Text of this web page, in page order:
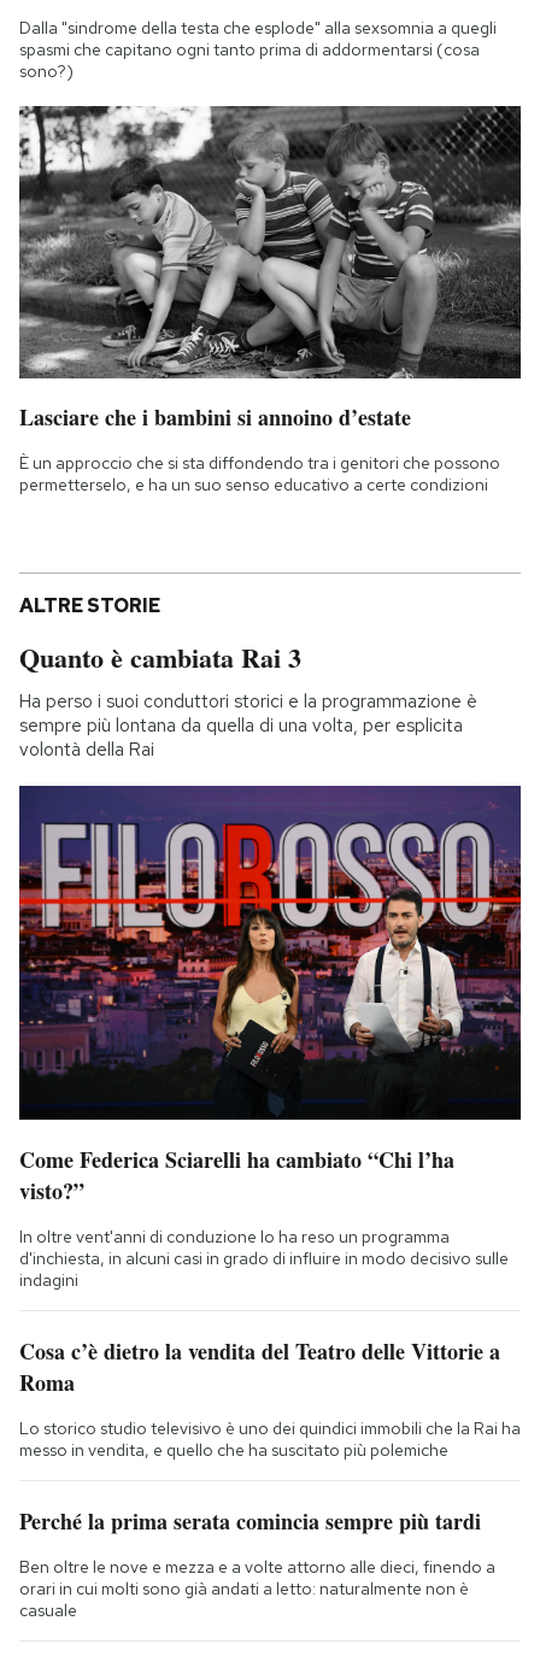
Dalla "sindrome della testa che esplode" alla sexsomnia a quegli
spasmi che capitano ogni tanto prima di addormentarsi (cosa
sono?)
Lasciare che i bambini si annoino d’estate
È un approccio che si sta diffondendo tra i genitori che possono
permetterselo, e ha un suo senso educativo a certe condizioni
ALTRE STORIE
Quanto è cambiata Rai 3
Ha perso i suoi conduttori storici e la programmazione è
sempre più lontana da quella di una volta, per esplicita
volontà della Rai
Come Federica Sciarelli ha cambiato “Chi l’ha
visto?”
In oltre vent'anni di conduzione lo ha reso un programma
d'inchiesta, in alcuni casi in grado di influire in modo decisivo sulle
indagini
Cosa c’è dietro la vendita del Teatro delle Vittorie a
Roma
Lo storico studio televisivo è uno dei quindici immobili che la Rai ha
messo in vendita, e quello che ha suscitato più polemiche
Perché la prima serata comincia sempre più tardi
Ben oltre le nove e mezza e a volte attorno alle dieci, finendo a
orari in cui molti sono già andati a letto: naturalmente non è
casuale